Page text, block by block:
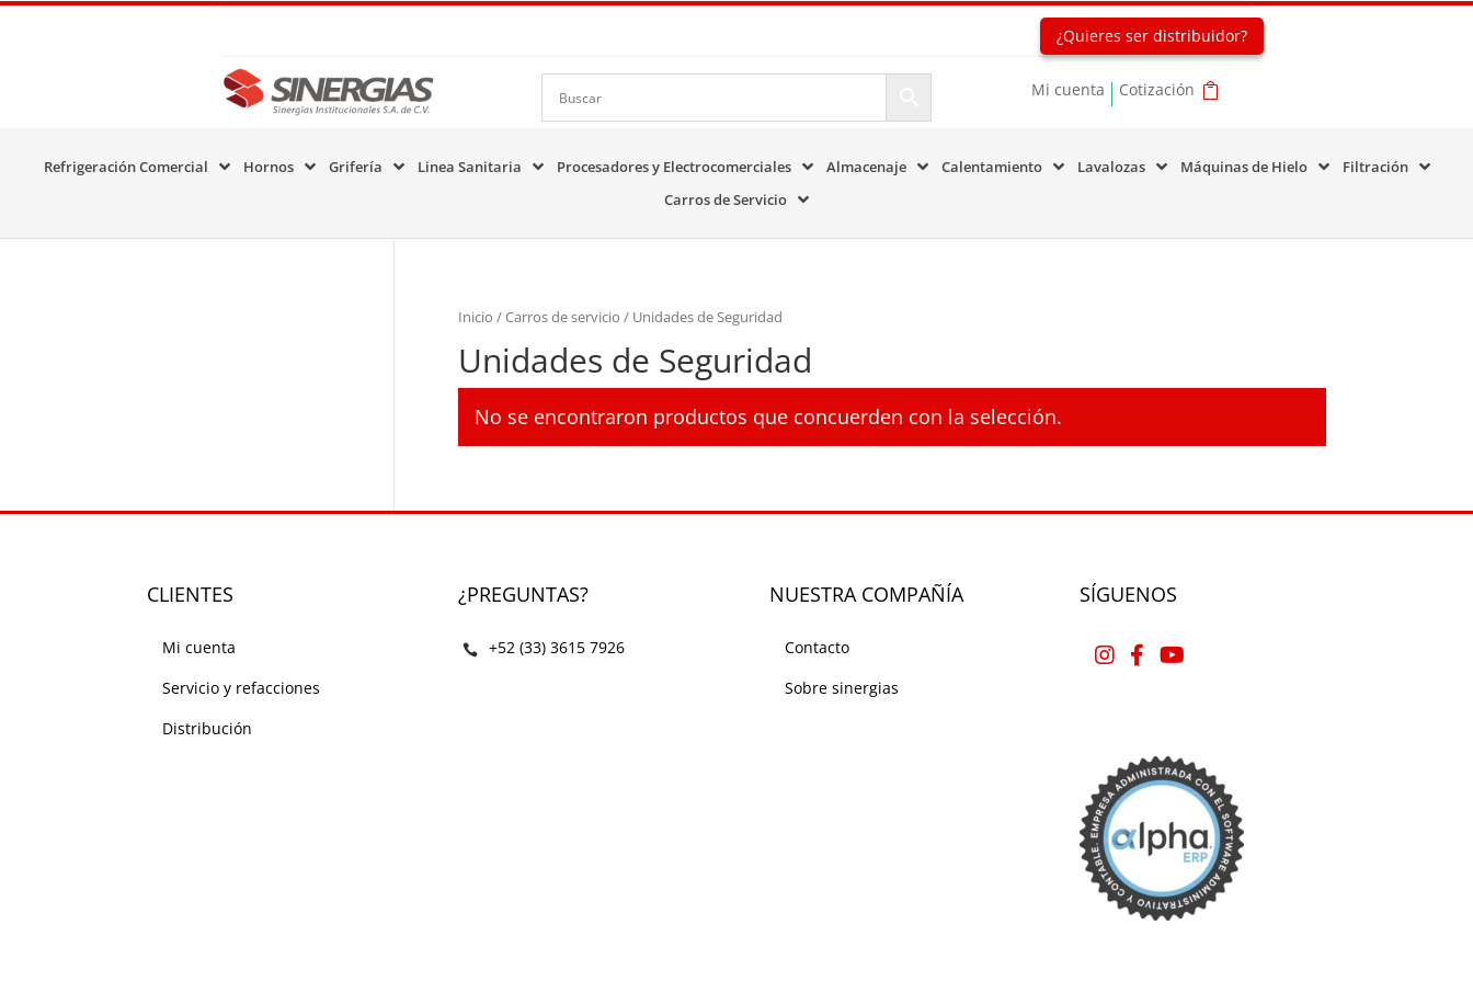
¿Quieres ser distribuidor?
Mi cuenta Cotización
Refrigeración Comercial Hornos Grifería Linea Sanitaria Procesadores y Electrocomerciales Almacenaje Calentamiento Lavalozas Máquinas de Hielo
Filtración
Carros de Servicio
Inicio /Carros de servicio / Unidades de Seguridad
Unidades de Seguridad
No se encontraron productos que concuerden con la selección.
CLIENTES
Mi cuenta
Servicio y refacciones
Distribución
¿PREGUNTAS?
+52 (33) 3615 7926
NUESTRA COMPAÑÍA
Contacto
Sobre sinergias
SÍGUENOS